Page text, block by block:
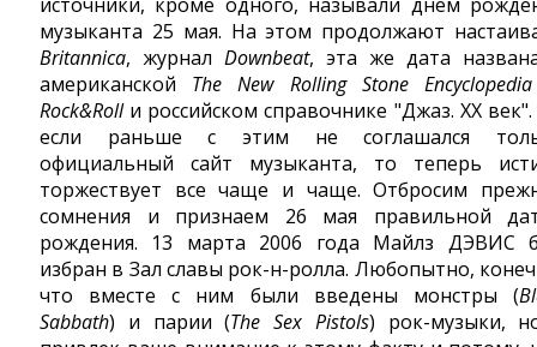
музыканта 25 мая. На этом продолжают
Britannica, журнал Downbeat, эта же дата
американской The New Rolling Stone
Rock&Rollи российском справочнике "Джаз. XX
если раньше с этим не соглашался
официальный сайт музыканта, то теперь
торжествует все чаще и чаще. Отбросим
сомнения и признаем 26 мая правильной
рождения. 13 марта 2006 года Майлз ДЭВИС
избран в Зал славы рок-н-ролла. Любопытно,
что вместе с ним были введены монстры (
Sabbath) и парии (The Sex Pistols) рок-музыки,